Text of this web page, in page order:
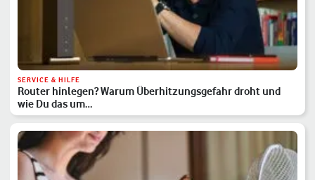
SERVICE & HILFE
Router hinlegen? Warum Überhitzungsgefahr droht und
wie Du das um…